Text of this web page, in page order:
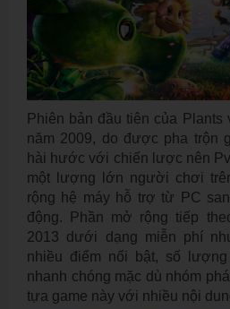
Phiên bản đầu tiên của Plants
năm 2009, do được pha trộn
hài hước với chiến lược nên
một lượng lớn người chơi
rộng hệ máy hỗ trợ từ PC
động. Phần mở rộng tiếp
2013 dưới dạng miễn phí
nhiều điểm nổi bật, số
nhanh chóng mặc dù nhóm
tựa game này với nhiều nội